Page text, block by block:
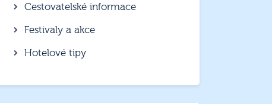
Cestovatelské informace
Festivaly a akce
Hotelové tipy